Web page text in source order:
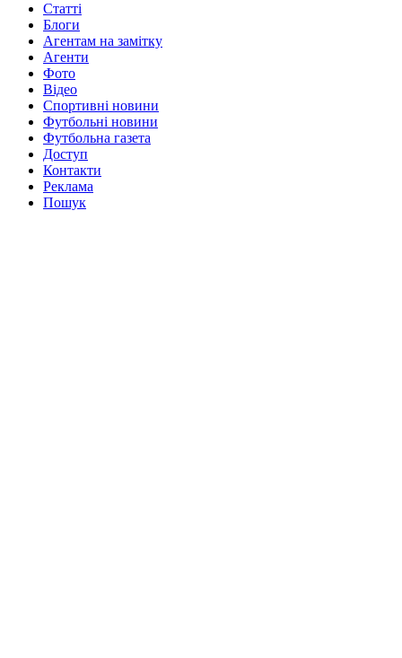
Статті
Блоги
Агентам на замітку
Агенти
Фото
Відео
Спортивні новини
Футбольні новини
Футбольна газета
Доступ
Контакти
Реклама
Пошук